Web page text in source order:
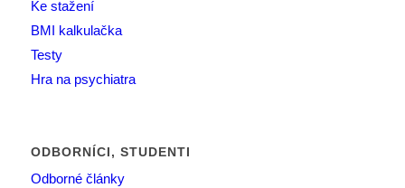
Ke stažení
BMI kalkulačka
Testy
Hra na psychiatra
ODBORNÍCI, STUDENTI
Odborné články